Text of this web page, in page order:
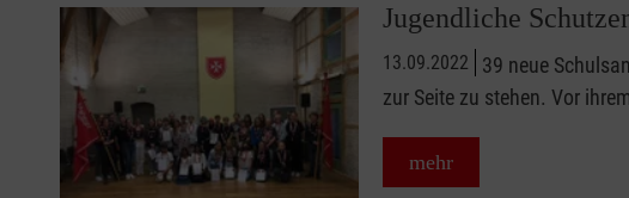
Jugendliche
13.09.2022
39 neue
zur Seite zu stehen. Vor
mehr